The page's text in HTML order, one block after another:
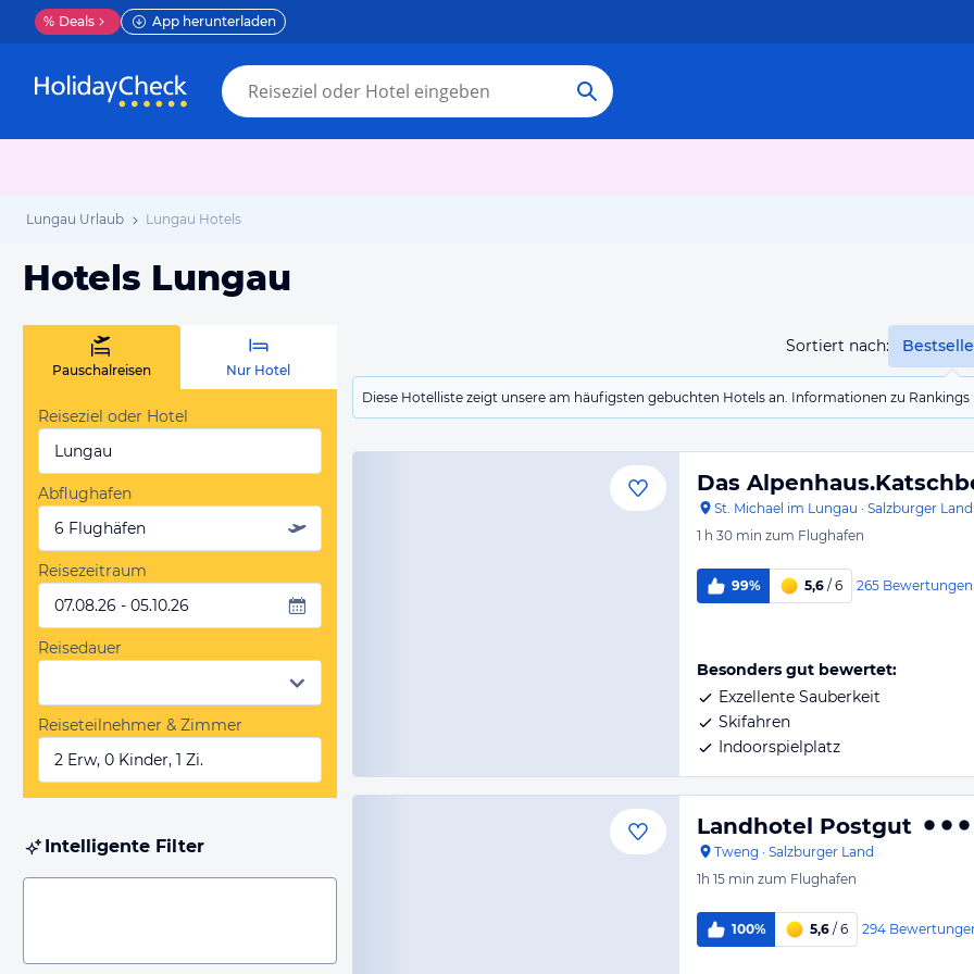
% Deals App herunterladen
Lungau Urlaub Lungau Hotels
Hotels Lungau
Sortiert nach:
Diese Hotelliste zeigt unsere am häufigsten gebuchten Hotels an. Informationen zu
Pauschalreisen Nur Hotel
Reiseziel oder Hotel
Lungau
Abflughafen
6 Flughäfen
Reisezeitraum
07.08.26 - 05.10.26
Reisedauer
Reiseteilnehmer & Zimmer
2 Erw, 0 Kinder, 1 Zi.
Intelligente Filter
Das
St. Michael im Lungau · Salzburger Land
1 h 30 min zum Flughafen
99% 5,6 / 6 265 Bewertungen
Besonders gut bewertet:
Exzellente Sauberkeit
Skifahren
Indoorspielplatz
Landhotel Postgut
Tweng · Salzburger Land
1h 15 min zum Flughafen
100% 5,6 / 6 294